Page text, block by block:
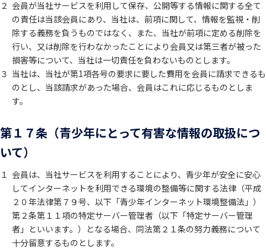
２ 会員が当社サービスを利用して保存、公開等する情報に関する全て
の責任は当該会員にあり、当社は、前項に関して、情報を監視・削
除する義務を負うものではなく、また、当社が前項に定める削除を
行い、又は削除を行わなかったことにより会員又は第三者が被った
損害等について、当社は一切責任を負わないものとします。
３ 当社は、当社が第1項各号の要求に要した費用を会員に請求できるも
のとし、当該請求があった場合、会員はこれに応じるものとしま
す。
第１７条（青少年にとって有害な情報の取扱につ
いて）
１ 会員は、当社サービスを利用することにより、青少年が安全に安心
してインターネットを利用できる環境の整備等に関する法律（平成
２０年法律第７９号、以下「青少年インターネット環境整備法」）
第２条第１１項の特定サーバー管理者（以下「特定サーバー管理
者」といいます。）となる場合、同法第２１条の努力義務について
十分留意するものとします。